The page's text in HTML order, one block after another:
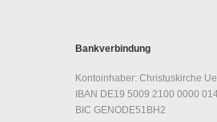
Bankverbindung
Kontoinhaber: Christuskirche
IBAN DE19 5009 2100 0000
BIC GENODE51BH2